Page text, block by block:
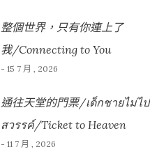
整個世界，只有你連上了
我/Connecting to You
- 15 7 月 , 2026
通往天堂的門票/เด็กชายไม่ไป
สวรรค์/Ticket to Heaven
- 11 7 月 , 2026